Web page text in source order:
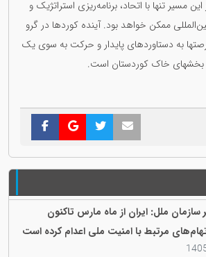
مسیر تنها با اتحاد، برنامه‌ریزی استراتژیک و
ممکن خواهد بود. آینده کوردها در گرو
فرصتها به دستاوردهای پایدار و حرکت به سوی یک
بخشهای خاک کوردستان است.
ملل: ایران از ماه مارس تاکنون